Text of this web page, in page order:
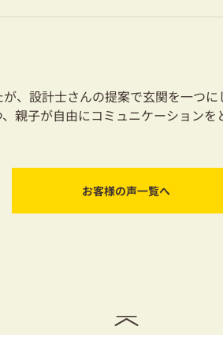
、設計士さんの提案で玄関を一つ
親子が自由にコミュニケーション
お客様の声一覧へ